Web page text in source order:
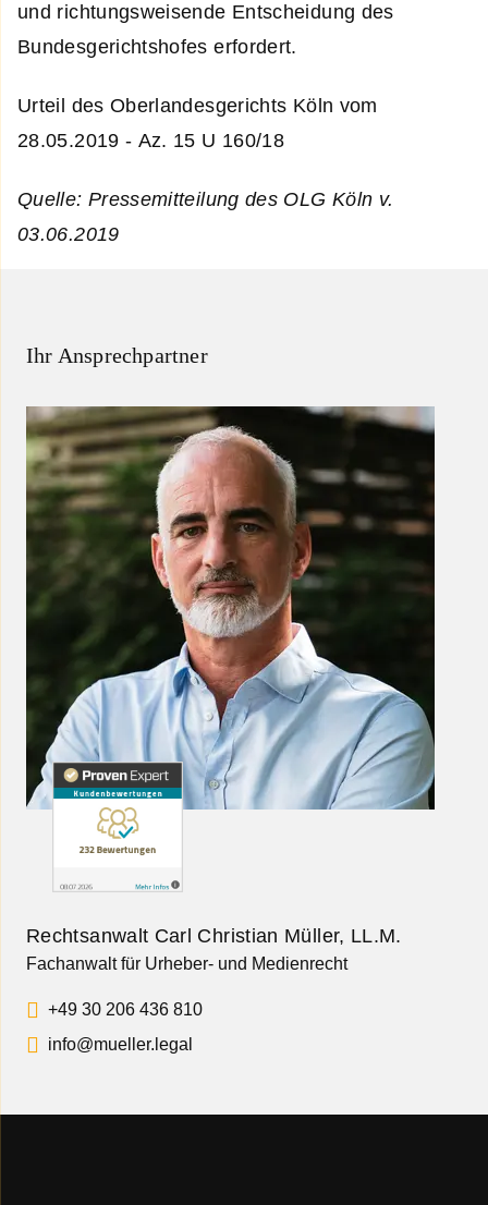
und richtungsweisende Entscheidung des
Bundesgerichtshofes erfordert.
Urteil des Oberlandesgerichts Köln vom
28.05.2019 - Az. 15 U 160/18
Quelle: Pressemitteilung des OLG Köln v.
03.06.2019
Ihr Ansprechpartner
Rechtsanwalt Carl Christian Müller, LL.M.
Fachanwalt für Urheber- und Medienrecht
+49 30 206 436 810
info@mueller.legal